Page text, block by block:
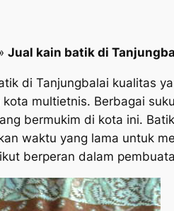
Jual kain batik di
di Tanjungbalai kualitas
kota multietnis. Berbagai
bermukim di kota ini.
waktu yang lama untuk
berperan dalam